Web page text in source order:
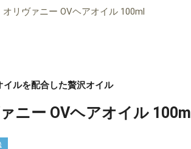
オリヴァニー OVヘアオイル 100ml
ルを配合した贅沢オイル
ニー OVヘアオイル 100ml